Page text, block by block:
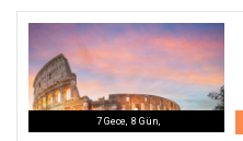
7 Gece, 8 Gün,